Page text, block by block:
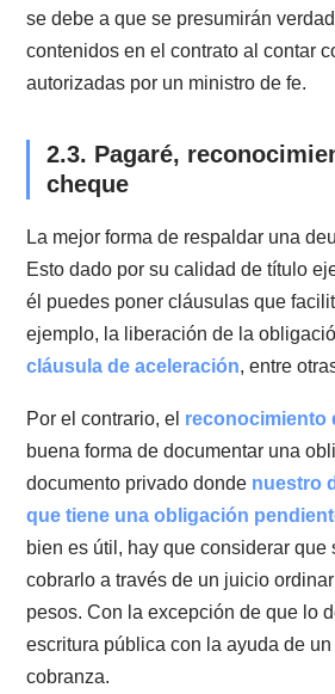
estos, y el impuesto que se
tiene mérito ejecutivo,
propio para su cobro.
es emitida por el servicio de
documenta los impuestos
únicamente documenta
ninguna ventaja para su
procedimiento especial al
notariar
Un contrato ante notario es un
encuentran autorizadas ante
último, es importante no
celebrados por medio de
La principal diferencia entre
probatorio que tienen. Así por